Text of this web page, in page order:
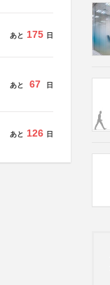
あと 175 日
あと 67 日
あと 126 日